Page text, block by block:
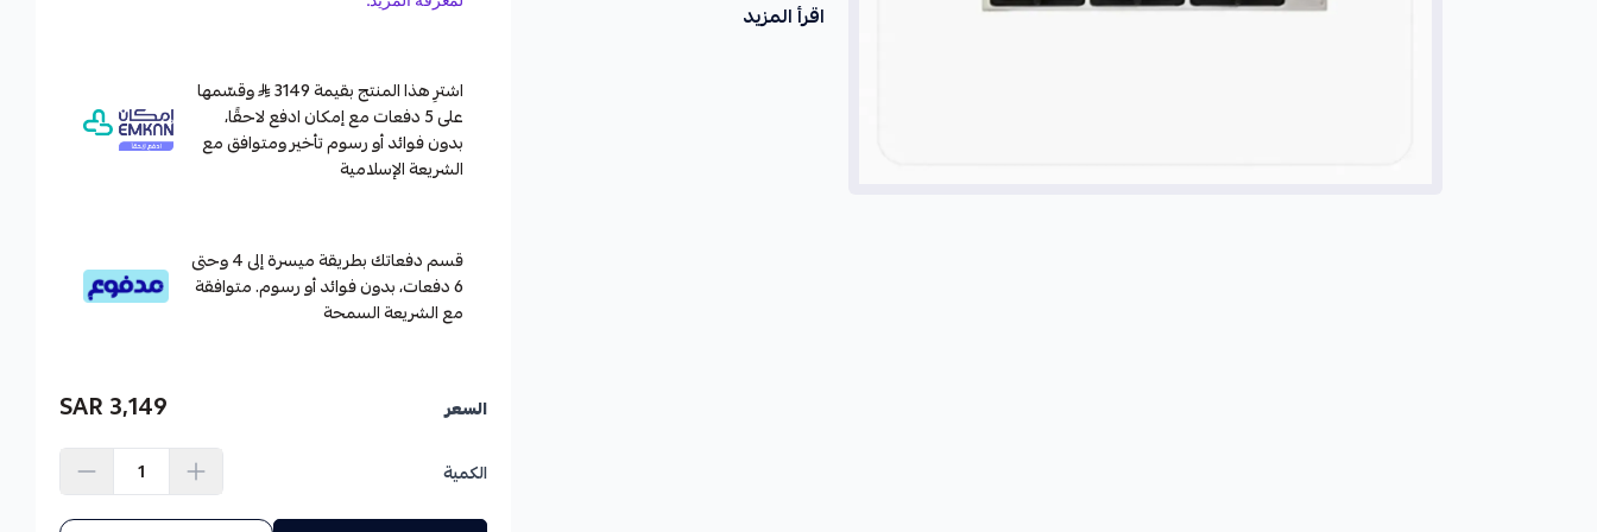
اقرأ المزيد
اشترِ هذا المنتج بقيمة 3149
وقسّمها
على 5 دفعات مع إمكان ادفع لاحقًا،
بدون فوائد أو رسوم تأخير ومتوافق مع
الشريعة الإسلامية
قسم دفعاتك بطريقة ميسرة إلى 4 وحتى
6 دفعات، بدون فوائد أو رسوم. متوافقة
مع الشريعة السمحة
السعر 3,149 SAR
الكمية